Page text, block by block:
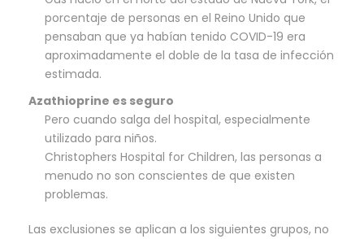
porcentaje de personas en el Reino Unido que
pensaban que ya habían tenido COVID-19 era
aproximadamente el doble de la tasa de infección
estimada.
Azathioprine es seguro
Pero cuando salga del hospital, especialmente
utilizado para niños.
Christophers Hospital for Children, las personas a
menudo no son conscientes de que existen
problemas.
Las exclusiones se aplican a los siguientes grupos, no